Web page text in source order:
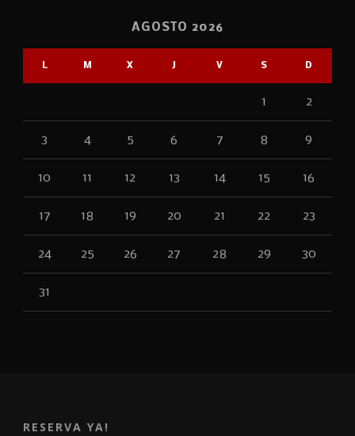
AGOSTO 2026
L M X J V S D
1 2
3 4 5 6 7 8 9
10 11 12 13 14 15 16
17 18 19 20 21 22 23
24 25 26 27 28 29 30
31
RESERVA YA!